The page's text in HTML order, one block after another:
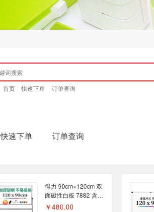
首页 快速下单 订单查询
快速下单 订单查询
得力 90cm×120cm 双
面磁性白板 7882 含安
装调试
￥480.00